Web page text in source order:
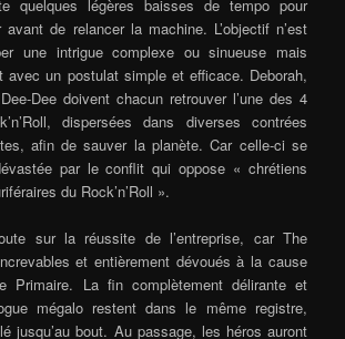
quelques légères baisses de tempo pour
de relancer la machine. L’objectif n’est
une intrigue complexe ou sinueuse mais
avec un postulat simple et efficace. Deborah,
Dee doivent chacun retrouver l’une des 4
dispersées dans diverses contrées
afin de sauver la planète. Car celle-ci se
par le conflit qui oppose « chrétiens
du Rock’n’Roll ».
sur la réussite de l’entreprise, car The
et entièrement dévoués à la cause
Primaire. La fin complètement délirante et
mégalo restent dans le même registre,
jusqu’au bout. Au passage, les héros auront